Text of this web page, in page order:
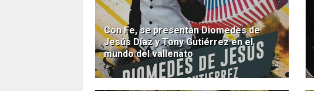
Con Fe, se presentan Diomedes de
Jesús Díaz y Tony Gutiérrez en el
mundo del vallenato